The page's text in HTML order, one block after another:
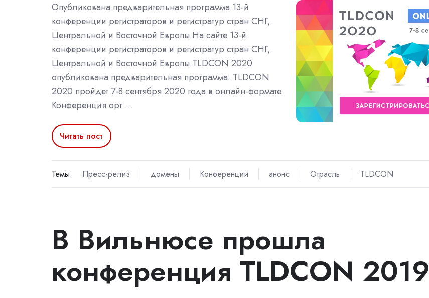
Опубликована предварительная программа 13-й
конференции регистраторов и регистратур стран СНГ,
Центральной и Восточной Европы На сайте 13-й
конференции регистраторов и регистратур стран СНГ,
Центральной и Восточной Европы TLDCON 2020
опубликована предварительная программа. TLDCON
2020 пройдет 7-8 сентября 2020 года в онлайн-формате.
Конференция орг …
Читать пост
Темы: Пресс-релиз домены Конференции анонс Отрасль TLDCON
В Вильнюсе прошла
конференция TLDCON 2019